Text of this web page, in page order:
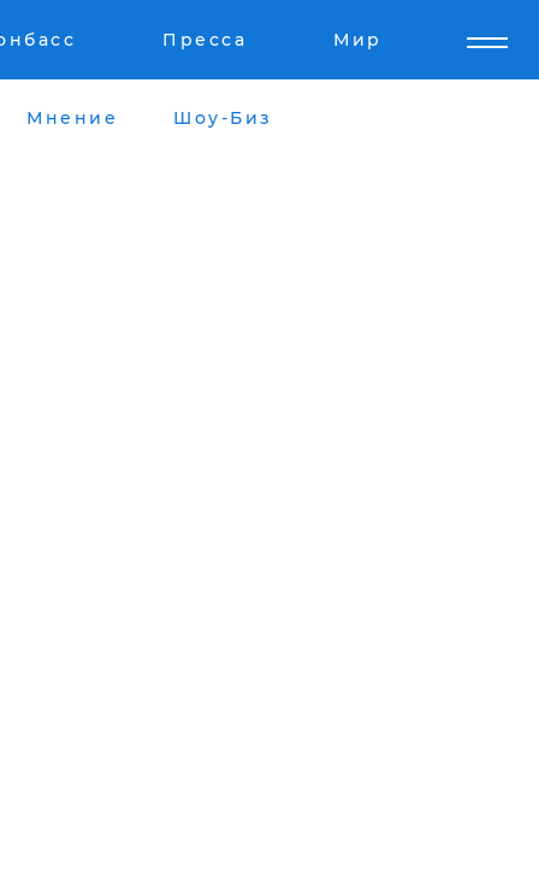
Пресса Мир
Мнение Шоу-Биз